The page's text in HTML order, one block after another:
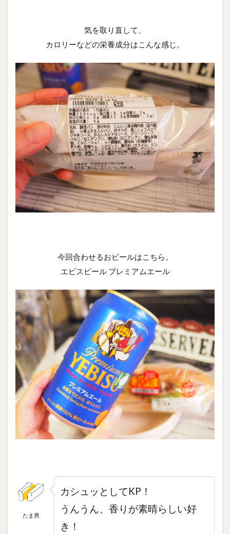
気を取り直して、
カロリーなどの栄養成分はこんな感じ。
今回合わせるおビールはこちら。
エビスビール プレミアムエール
たま男
カシュッとしてKP！
うんうん、香りが素晴らしい好
き！